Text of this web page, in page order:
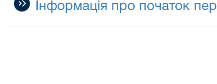
Інформація про початок